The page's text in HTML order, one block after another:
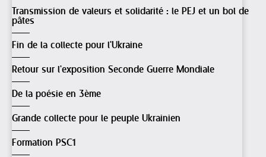
Transmission de valeurs et solidarité : le PEJ et un bol de
pâtes
Fin de la collecte pour l'Ukraine
Retour sur l'exposition Seconde Guerre Mondiale
De la poésie en 3ème
Grande collecte pour le peuple Ukrainien
Formation PSC1